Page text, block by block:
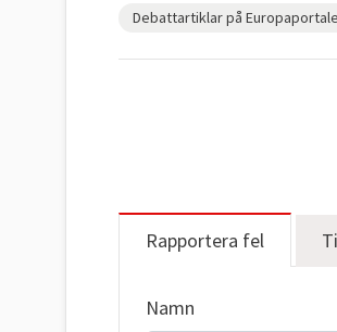
Debattartiklar på
Rapportera fel
Namn